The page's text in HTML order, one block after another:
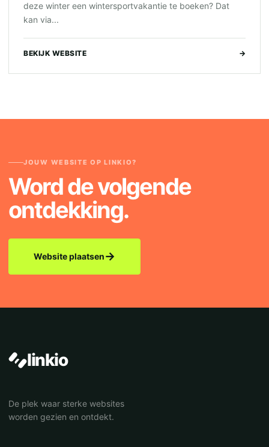
deze winter een wintersportvakantie te boeken? Dat
kan via...
BEKIJK WEBSITE →
JOUW WEBSITE OP LINKIO?
Word de volgende
ontdekking.
Website plaatsen→
linkio
De plek waar sterke websites
worden gezien en ontdekt.